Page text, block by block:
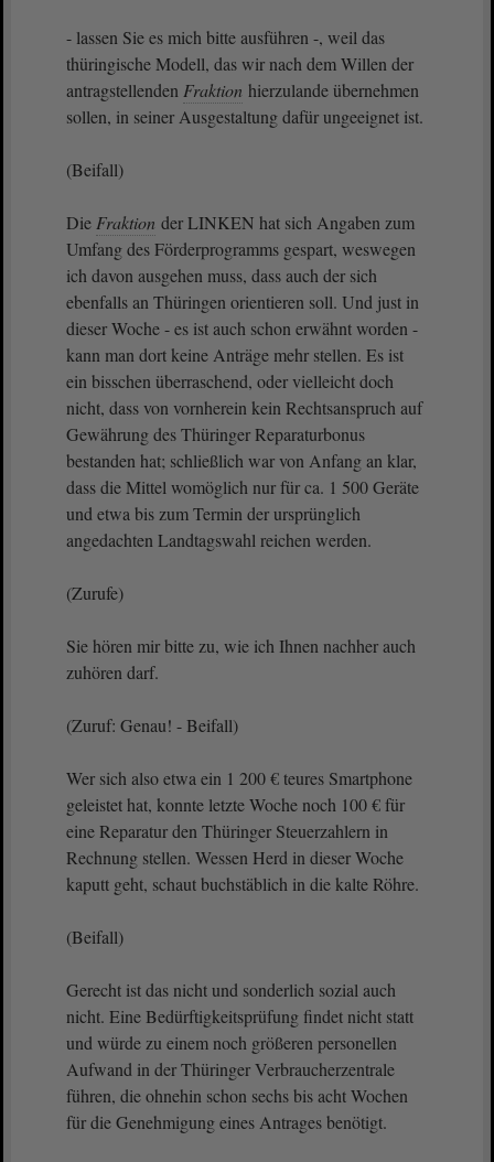
- lassen Sie es mich bitte ausführen -, weil das
thüringische Modell, das wir nach dem Willen der
antragstellenden Fraktion hierzulande übernehmen
sollen, in seiner Ausgestaltung dafür ungeeignet ist.
(Beifall)
Die Fraktion der LINKEN hat sich Angaben zum
Umfang des Förderprogramms gespart, weswegen
ich davon ausgehen muss, dass auch der sich
ebenfalls an Thüringen orientieren soll. Und just in
dieser Woche - es ist auch schon erwähnt worden -
kann man dort keine Anträge mehr stellen. Es ist
ein bisschen überraschend, oder vielleicht doch
nicht, dass von vornherein kein Rechtsanspruch auf
Gewährung des Thüringer Reparaturbonus
bestanden hat; schließlich war von Anfang an klar,
dass die Mittel womöglich nur für ca. 1 500 Geräte
und etwa bis zum Termin der ursprünglich
angedachten Landtagswahl reichen werden.
(Zurufe)
Sie hören mir bitte zu, wie ich Ihnen nachher auch
zuhören darf.
(Zuruf: Genau! - Beifall)
Wer sich also etwa ein 1 200 € teures Smartphone
geleistet hat, konnte letzte Woche noch 100 € für
eine Reparatur den Thüringer Steuerzahlern in
Rechnung stellen. Wessen Herd in dieser Woche
kaputt geht, schaut buchstäblich in die kalte Röhre.
(Beifall)
Gerecht ist das nicht und sonderlich sozial auch
nicht. Eine Bedürftigkeitsprüfung findet nicht statt
und würde zu einem noch größeren personellen
Aufwand in der Thüringer Verbraucherzentrale
führen, die ohnehin schon sechs bis acht Wochen
für die Genehmigung eines Antrages benötigt.